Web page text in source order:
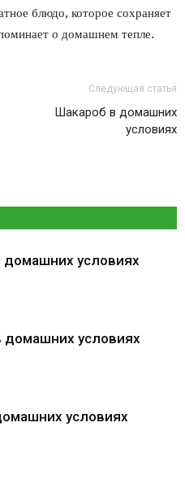
блюдо, которое сохраняет
о домашнем тепле.
Следующая статья
Шакароб в домашних
условиях
домашних условиях
условиях
условиях